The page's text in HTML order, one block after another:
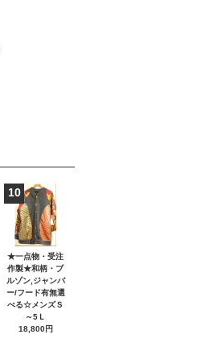
10
★一点物・受注
作製★和柄・ブ
ルゾン,ジャンバ
ー/フード有無選
べる☆メンズＳ
～5Ｌ
18,800円